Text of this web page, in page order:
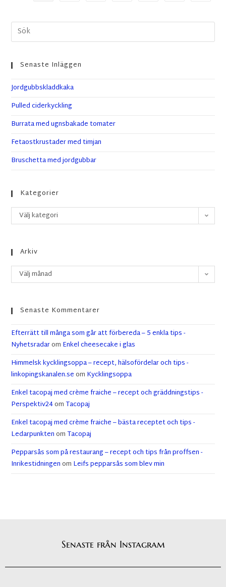
Senaste Inläggen
Jordgubbskladdkaka
Pulled ciderkyckling
Burrata med ugnsbakade tomater
Fetaostkrustader med timjan
Bruschetta med jordgubbar
Kategorier
Välj kategori
Arkiv
Välj månad
Senaste Kommentarer
Efterrätt till många som går att förbereda – 5 enkla tips -
Nyhetsradarom Enkel cheesecake i glas
Himmelsk kycklingsoppa – recept, hälsofördelar och tips -
linkopingskanalen.seom Kycklingsoppa
Enkel tacopaj med crème fraiche – recept och gräddningstips -
Perspektiv24omTacopaj
Enkel tacopaj med crème fraiche – bästa receptet och tips -
LedarpunktenomTacopaj
Pepparsås som på restaurang – recept och tips från proffsen -
Inrikestidningenom Leifs pepparsås som blev min
Senaste från Instagram